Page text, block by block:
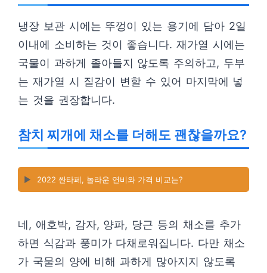
냉장 보관 시에는 뚜껑이 있는 용기에 담아 2일
이내에 소비하는 것이 좋습니다. 재가열 시에는
국물이 과하게 졸아들지 않도록 주의하고, 두부
는 재가열 시 질감이 변할 수 있어 마지막에 넣
는 것을 권장합니다.
참치 찌개에 채소를 더해도 괜찮을까요?
▶️ 2022 싼타페, 놀라운 연비와 가격 비교는?
네, 애호박, 감자, 양파, 당근 등의 채소를 추가
하면 식감과 풍미가 다채로워집니다. 다만 채소
가 국물의 양에 비해 과하게 많아지지 않도록